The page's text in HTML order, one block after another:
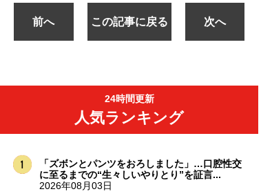
前へ この記事に戻る 次へ
24時間更新
人気ランキング
「ズボンとパンツをおろしました」…口腔性交
に至るまでの“生々しいやりとり”を証言...
2026年08月03日